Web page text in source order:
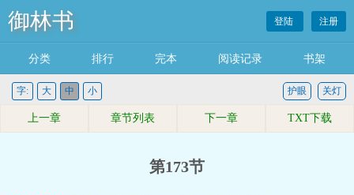
御林书 登陆 注册
分类 排行 完本 阅读记录 书架
字: 大 中 小 关灯
护眼
上一章 章节列表 下一章 TXT下载
第173节